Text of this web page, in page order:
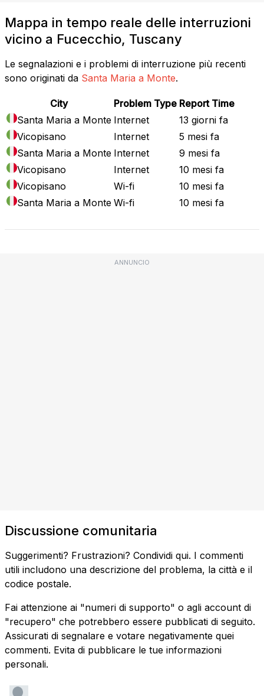
Mappa in tempo reale delle interruzioni
vicino a Fucecchio, Tuscany
Le segnalazioni e i problemi di interruzione più recenti
sono originati da Santa Maria a Monte.
City Problem Type Report Time
Santa Maria a Monte Internet
13 giorni fa
Vicopisano
Internet
5 mesi fa
Santa Maria a Monte Internet
9 mesi fa
Vicopisano
Internet
10 mesi fa
Vicopisano
Wi-fi
10 mesi fa
Santa Maria a Monte Wi-fi 10 mesi fa
ANNUNCIO
Discussione comunitaria
Suggerimenti? Frustrazioni? Condividi qui. I commenti
utili includono una descrizione del problema, la città e il
codice postale.
Fai attenzione ai "numeri di supporto" o agli account di
"recupero" che potrebbero essere pubblicati di seguito.
Assicurati di segnalare e votare negativamente quei
commenti. Evita di pubblicare le tue informazioni
personali.